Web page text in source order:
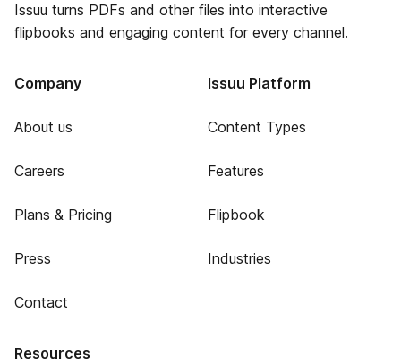
Issuu turns PDFs and other files into interactive
flipbooks and engaging content for every channel.
Company
About us
Careers
Plans & Pricing
Press
Contact
Issuu Platform
Content Types
Features
Flipbook
Industries
Resources